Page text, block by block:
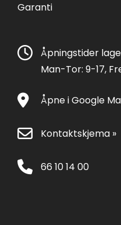
Garanti
Åpningstider
Man-Tor: 9-17,
Åpne i Google
Kontaktskjema »
66 10 14 00